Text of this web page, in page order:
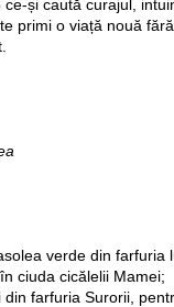
și caută curajul,
primi o viață nouă fără
verde din farfuria
ciuda cicălelii Mamei;
farfuria Surorii,